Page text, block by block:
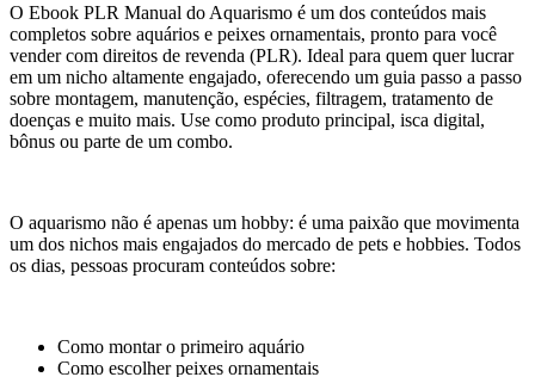
O Ebook PLR Manual do Aquarismo é um dos conteúdos mais
completos sobre aquários e peixes ornamentais, pronto para você
vender com direitos de revenda (PLR). Ideal para quem quer lucrar
em um nicho altamente engajado, oferecendo um guia passo a passo
sobre montagem, manutenção, espécies, filtragem, tratamento de
doenças e muito mais. Use como produto principal, isca digital,
bônus ou parte de um combo.
O aquarismo não é apenas um hobby: é uma paixão que movimenta
um dos nichos mais engajados do mercado de pets e hobbies. Todos
os dias, pessoas procuram conteúdos sobre:
Como montar o primeiro aquário
Como escolher peixes ornamentais